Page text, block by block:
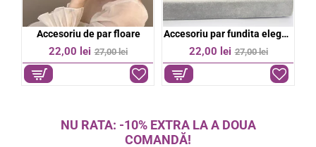
-19%
Accesoriu de par floare
22,00 lei 27,00 lei
-19%Accesoriu par fundita eleganta
22,00 lei 27,00 lei
NU RATA: -10% EXTRA LA A DOUA
COMANDĂ!